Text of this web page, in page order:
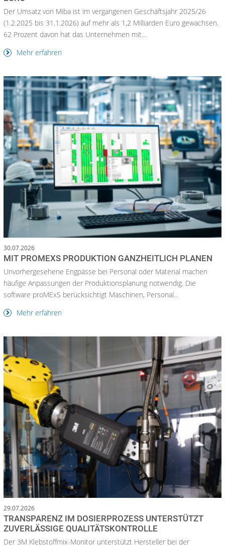
Der Umsatz von Miba ist im vergangenen Geschäftsjahr 2025/26
(1.2.2025 bis 31.1.2026) auf mehr als 1,2 Milliarden Euro gewachsen.
62 Prozent davon hat das Unternehmen mit...
Mehr erfahren
30.07.2026
MIT PROMEXS PRODUKTION GANZHEITLICH PLANEN
Unvorhergesehene Engpässe bei Personal oder Material machen
häufige Anpassungen der Produktionsplanung notwendig. Die
software proMExS berücksichtigt Maschinen, Personal...
Mehr erfahren
29.07.2026
TRANSPARENZ IM DOSIERPROZESS UNTERSTÜTZT
ZUVERLÄSSIGE QUALITÄTSKONTROLLE
Der 3M Klebstoffmix-Monitor unterstützt Hersteller bei der